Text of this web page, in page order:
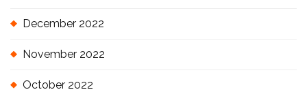
December 2022
November 2022
October 2022